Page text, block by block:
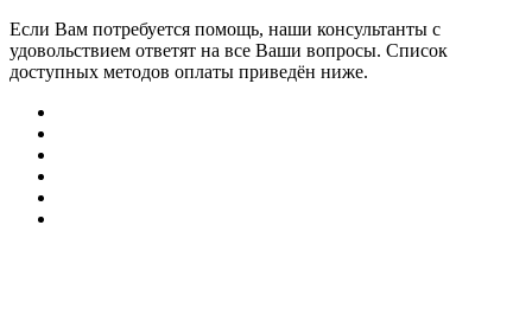
Если Вам потребуется помощь, наши консультанты с
удовольствием ответят на все Ваши вопросы. Список
доступных методов оплаты приведён ниже.